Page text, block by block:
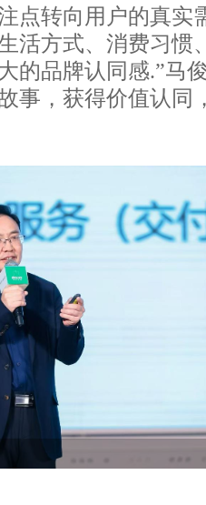
点转向用户的真实
活方式、消费习惯
的品牌认同感.”马
事，获得价值认同